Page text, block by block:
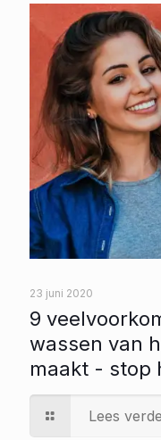
23 juni 2020
9
wassen van
maakt - stop
Lees